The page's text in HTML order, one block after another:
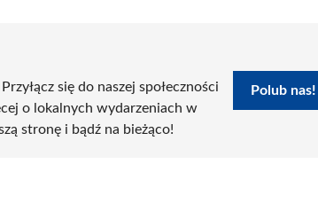
się do naszej społeczności
o lokalnych wydarzeniach w
stronę i bądź na bieżąco!
Polub nas!